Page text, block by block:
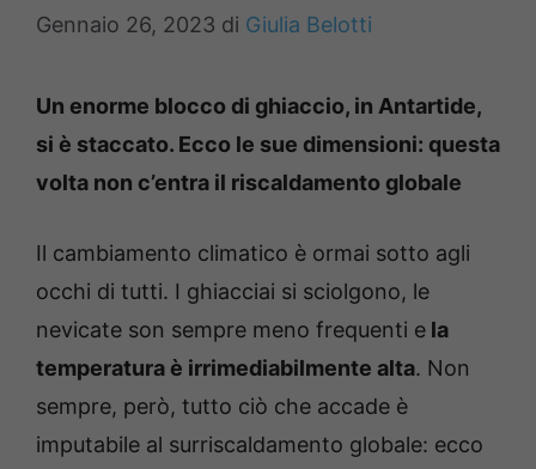
Gennaio 26, 2023 di Giulia Belotti
Un enorme blocco di ghiaccio, in Antartide,
si è staccato. Ecco le sue dimensioni: questa
volta non c’entra il riscaldamento globale
Il cambiamento climatico è ormai sotto agli
occhi di tutti. I ghiacciai si sciolgono, le
nevicate son sempre meno frequenti e la
temperatura è irrimediabilmente alta. Non
sempre, però, tutto ciò che accade è
imputabile al surriscaldamento globale: ecco